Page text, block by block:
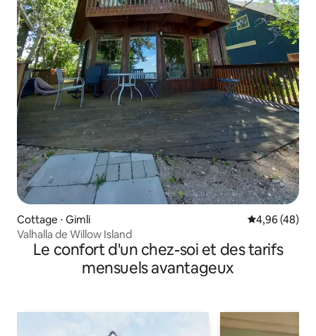
Cottage ⋅ Gimli Évaluation
4,96 (48)
Valhalla de Willow Island
Le confort d'un chez-soi et des tarifs
mensuels avantageux